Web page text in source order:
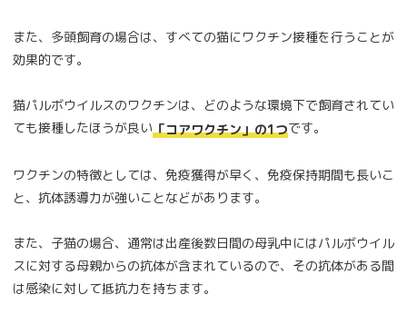
また、多頭飼育の場合は、すべての猫にワクチン接種を行うことが
効果的です。
猫パルボウイルスのワクチンは、どのような環境下で飼育されてい
ても接種したほうが良い「コアワクチン」の1つです。
ワクチンの特徴としては、免疫獲得が早く、免疫保持期間も長いこ
と、抗体誘導力が強いことなどがあります。
また、子猫の場合、通常は出産後数日間の母乳中にはパルボウイル
スに対する母親からの抗体が含まれているので、その抗体がある間
は感染に対して抵抗力を持ちます。